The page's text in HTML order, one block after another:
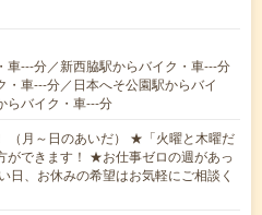
車---分／新西脇駅からバイク・車---分
・車---分／日本へそ公園駅からバイ
らバイク・車---分
（月～日のあいだ） ★「火曜と木曜だ
ができます！ ★お仕事ゼロの週があっ
日、お休みの希望はお気軽にご相談く